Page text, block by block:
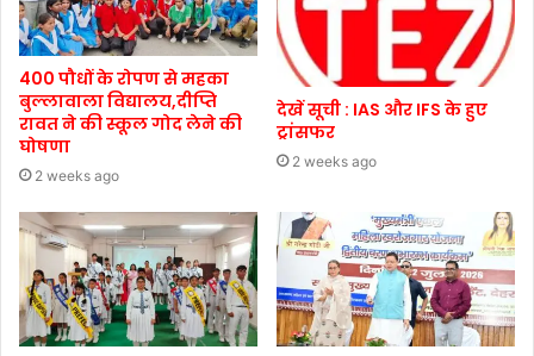
400 पौधों के रोपण से महका
बुल्लावाला विद्यालय,दीप्ति
रावत ने की स्कूल गोद लेने की
घोषणा
2 weeks ago
देखें सूची : IAS और IFS के हुए
ट्रांसफर
2 weeks ago